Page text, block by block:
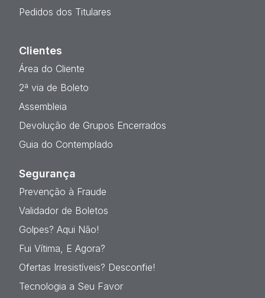
Pedidos dos Titulares
Clientes
Área do Cliente
2ª via de Boleto
Assembleia
Devolução de Grupos Encerrados
Guia do Contemplado
Segurança
Prevenção à Fraude
Validador de Boletos
Golpes? Aqui Não!
Fui Vítima, E Agora?
Ofertas Irresistíveis? Desconfie!
Tecnologia a Seu Favor